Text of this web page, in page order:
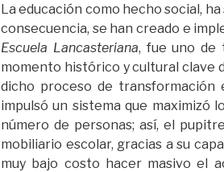
La educación como hecho social,
consecuencia, se han creado e
Escuela Lancasteriana, fue uno de
momento histórico y cultural clave
dicho proceso de transformación
impulsó un sistema que maximizó
número de personas; así, el
mobiliario escolar, gracias a su
muy bajo costo hacer masivo el